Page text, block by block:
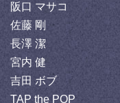
阪口 マサコ
佐藤 剛
長澤 潔
宮内 健
吉田 ボブ
TAP the POP